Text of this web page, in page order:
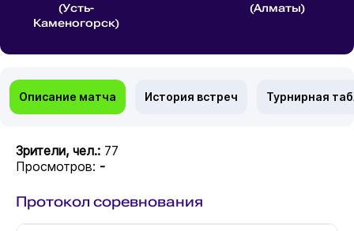
(Усть-
Каменогорск)
(Алматы)
Описание матча История встреч Турнирная
Зрители, чел.: 77
Просмотров: -
Протокол соревнования